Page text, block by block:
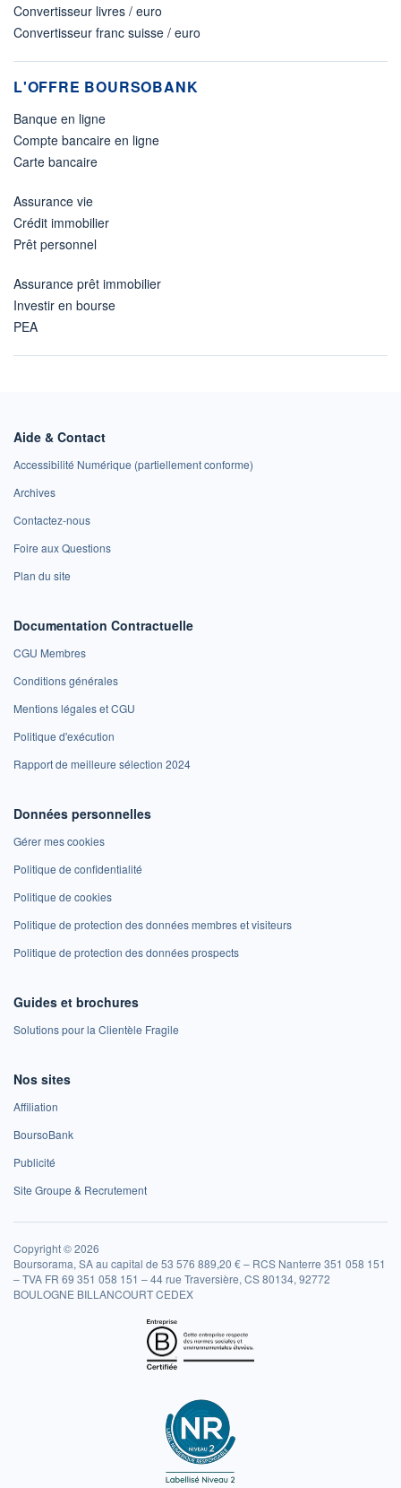
Convertisseur livres / euro
Convertisseur franc suisse / euro
L'OFFRE BOURSOBANK
Banque en ligne
Compte bancaire en ligne
Carte bancaire
Assurance vie
Crédit immobilier
Prêt personnel
Assurance prêt immobilier
Investir en bourse
PEA
Aide & Contact
Accessibilité Numérique (partiellement conforme)
Archives
Contactez-nous
Foire aux Questions
Plan du site
Documentation Contractuelle
CGU Membres
Conditions générales
Mentions légales et CGU
Politique d'exécution
Rapport de meilleure sélection 2024
Données personnelles
Gérer mes cookies
Politique de confidentialité
Politique de cookies
Politique de protection des données membres et visiteurs
Politique de protection des données prospects
Guides et brochures
Solutions pour la Clientèle Fragile
Nos sites
Affiliation
BoursoBank
Publicité
Site Groupe & Recrutement
Copyright © 2026
Boursorama, SA au capital de 53 576 889,20 € – RCS Nanterre 351 058 151
– TVA FR 69 351 058 151 – 44 rue Traversière, CS 80134, 92772
BOULOGNE BILLANCOURT CEDEX